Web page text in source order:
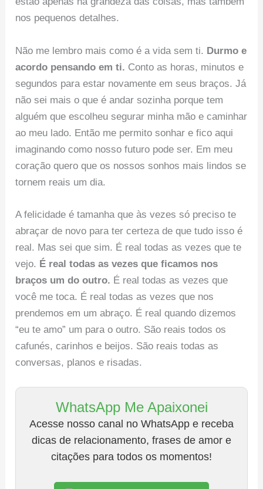
nos pequenos detalhes.
Não me lembro mais como é a vida sem ti. Durmo e
acordo pensando em ti. Conto as horas, minutos e
segundos para estar novamente em seus braços. Já
não sei mais o que é andar sozinha porque tem
alguém que escolheu segurar minha mão e caminhar
ao meu lado. Então me permito sonhar e fico aqui
imaginando como nosso futuro pode ser. Em meu
coração quero que os nossos sonhos mais lindos se
tornem reais um dia.
A felicidade é tamanha que às vezes só preciso te
abraçar de novo para ter certeza de que tudo isso é
real. Mas sei que sim. É real todas as vezes que te
vejo. É real todas as vezes que ficamos nos
braços um do outro. É real todas as vezes que
você me toca. É real todas as vezes que nos
prendemos em um abraço. É real quando dizemos
“eu te amo” um para o outro. São reais todos os
cafunés, carinhos e beijos. São reais todas as
conversas, planos e risadas.
WhatsApp Me Apaixonei
Acesse nosso canal no WhatsApp e receba
dicas de relacionamento, frases de amor e
citações para todos os momentos!